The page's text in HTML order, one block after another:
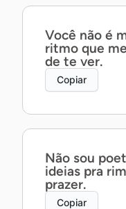
Você não é
ritmo que
de te ver.
Copiar
Não sou
ideias pra
prazer.
Copiar